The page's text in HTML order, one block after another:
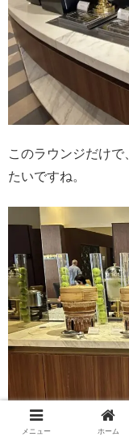
このラウンジだけ
たいですね。
メニュー ホーム